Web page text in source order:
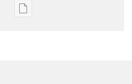
خيارات